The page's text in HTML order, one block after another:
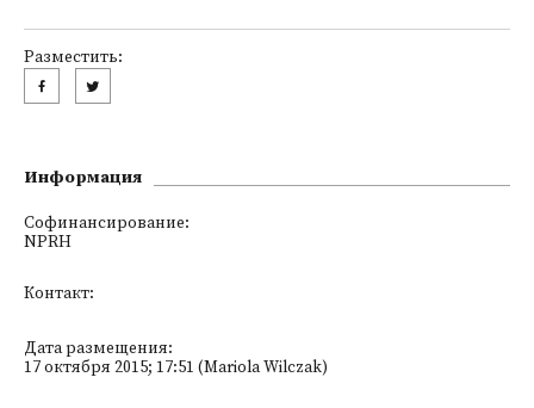
Разместить:
Информация
Софинансирование:
NPRH
Контакт:
Дата размещения:
17 октября 2015; 17:51 (Mariola Wilczak)